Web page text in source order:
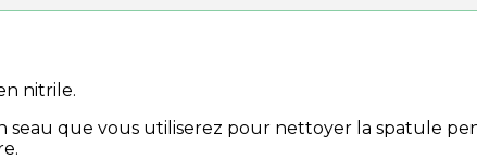
nitrile.
que vous utiliserez pour nettoyer la spatule